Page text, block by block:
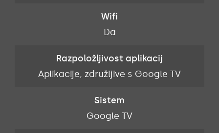
Wifi
Da
Razpoložljivost aplikacij
Aplikacije, združljive s Google TV
Sistem
Google TV